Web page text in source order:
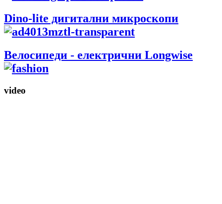
Dino-lite дигитални микроскопи
Bелосипеди - електрични Longwise
video